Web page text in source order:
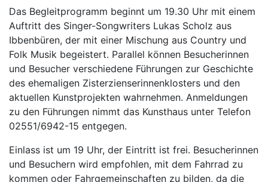
Das Begleitprogramm beginnt um 19.30 Uhr mit einem
Auftritt des Singer-Songwriters Lukas Scholz aus
Ibbenbüren, der mit einer Mischung aus Country und
Folk Musik begeistert. Parallel können Besucherinnen
und Besucher verschiedene Führungen zur Geschichte
des ehemaligen Zisterzienserinnenklosters und den
aktuellen Kunstprojekten wahrnehmen. Anmeldungen
zu den Führungen nimmt das Kunsthaus unter Telefon
02551/6942-15 entgegen.
Einlass ist um 19 Uhr, der Eintritt ist frei. Besucherinnen
und Besuchern wird empfohlen, mit dem Fahrrad zu
kommen oder Fahrgemeinschaften zu bilden, da die